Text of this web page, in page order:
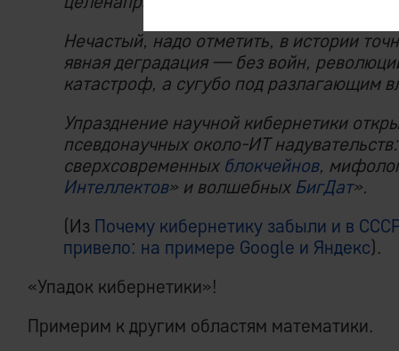
Нечастый, надо отметить, в истории
явная деградация — без войн,
катастроф, а сугубо под разлагающим
Упразднение научной кибернетики
псевдонаучных около-ИТ
сверхсовременных блокчейнов,
Интеллектов» и волшебных БигДат».
(Из Почему кибернетику забыли и в
привело: на примере Google и Яндекс).
«Упадок кибернетики»!
Примерим к другим областям математики.